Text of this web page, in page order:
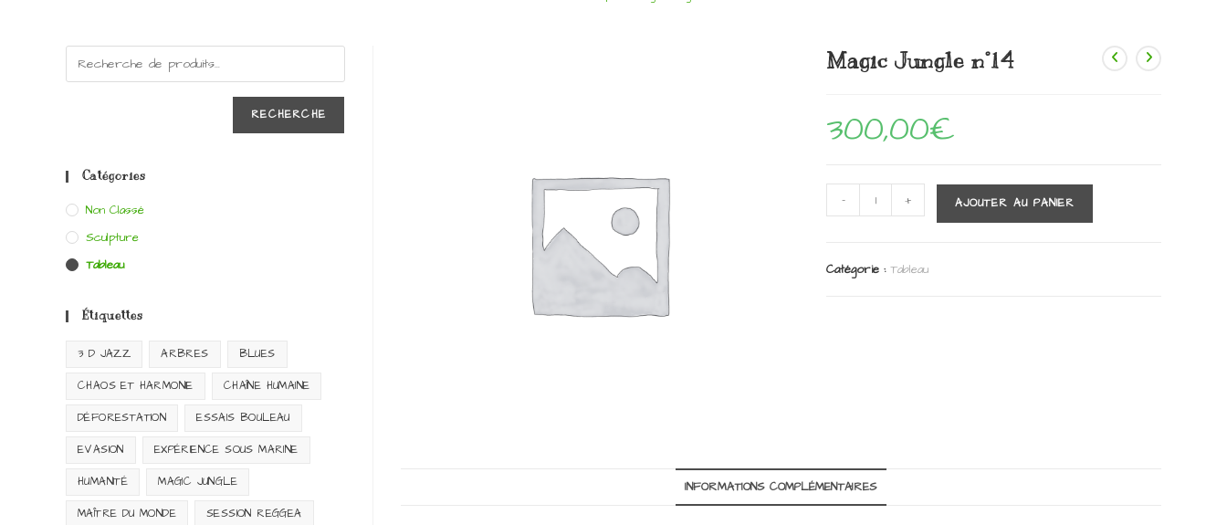
Magic Jungle n°14
300,00€
n°14
- + AJOUTER AU PANIER
Catégorie :Tableau
INFORMATIONS COMPLÉMENTAIRES
RECHERCHE
Catégories
Non Classé
Sculpture
Tableau
Étiquettes
3 D JAZZ ARBRES BLUES
CHAOS ET HARMONIE CHAÎNE HUMAINE
DÉFORESTATION ESSAIS BOULEAU
EVASION EXPÉRIENCE SOUS MARINE
HUMANITÉ MAGIC JUNGLE
MAÎTRE DU MONDE SESSION REGGEA